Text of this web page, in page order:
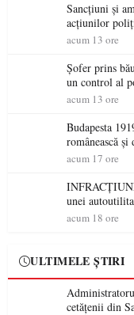
Sancțiuni și
acțiunilor
acum 13 ore
Șofer prins
un control al
acum 13 ore
Budapesta
românească
militare ale
acum 17 ore
unei
acum 18 ore
ULTIMELE ȘTIRI
cetățenii din